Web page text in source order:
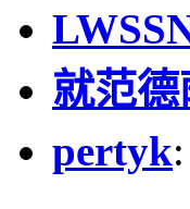
就范德
pertyk